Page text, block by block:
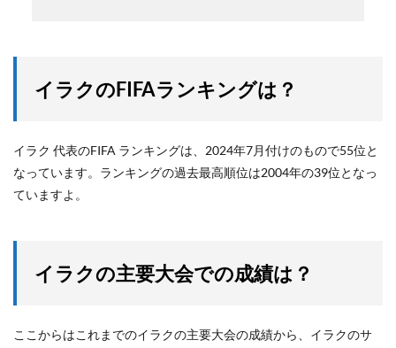
イラクのFIFAランキングは？
イラク 代表のFIFA ランキングは、2024年7月付けのもので55位と
なっています。ランキングの過去最高順位は2004年の39位となっ
ていますよ。
イラクの主要大会での成績は？
ここからはこれまでのイラクの主要大会の成績から、イラクのサ